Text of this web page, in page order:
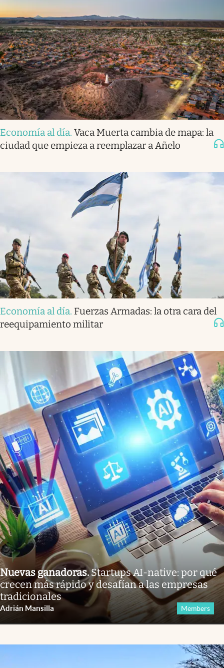
Economía al día. Vaca Muerta cambia de mapa: la
ciudad que empieza a reemplazar a Añelo
Economía al día. Fuerzas Armadas: la otra cara del
reequipamiento militar
Nuevas ganadoras.Startups AI-native: por qué
crecen más rápido y desafían a las empresas
tradicionales
Adrián Mansilla Members